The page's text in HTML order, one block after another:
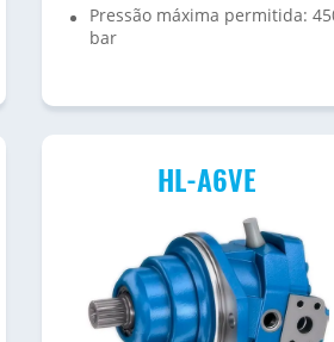
Pressão máxima permitida:
bar
HL-A6VE